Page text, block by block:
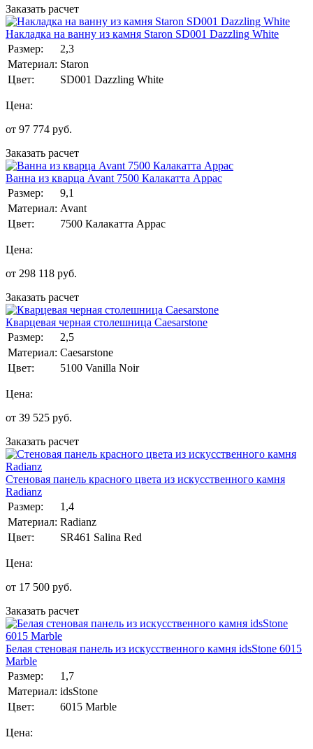
Заказать расчет
Накладка на ванну из камня Staron SD001 Dazzling White
Размер:
2,3
Материал: Staron
Цвет:
SD001 Dazzling White
Цена:
от 97 774 руб.
Заказать расчет
Ванна из кварца Avant 7500 Калакатта Аррас
Размер:
9,1
Материал: Avant
Цвет:
7500 Калакатта Аррас
Цена:
от 298 118 руб.
Заказать расчет
Кварцевая черная столешница Caesarstone
Размер:
2,5
Материал: Caesarstone
Цвет:
5100 Vanilla Noir
Цена:
от 39 525 руб.
Заказать расчет
Стеновая панель красного цвета из искусственного камня
Radianz
Размер:
1,4
Материал: Radianz
Цвет:
SR461 Salina Red
Цена:
от 17 500 руб.
Заказать расчет
Белая стеновая панель из искусственного камня idsStone 6015
Marble
Размер:
1,7
Материал: idsStone
Цвет:
6015 Marble
Цена: